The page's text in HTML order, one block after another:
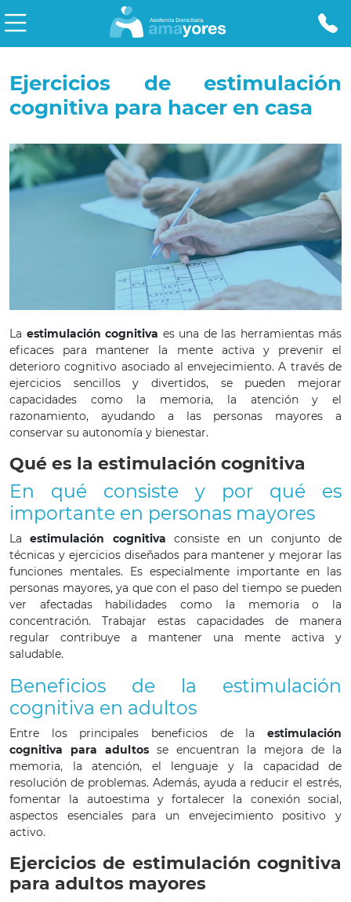
Ejercicios de estimulación
cognitiva para hacer en casa
La estimulación cognitiva es una de las herramientas más
eficaces para mantener la mente activa y prevenir el
deterioro cognitivo asociado al envejecimiento. A través de
ejercicios sencillos y divertidos, se pueden mejorar
capacidades como la memoria, la atención y el
razonamiento, ayudando a las personas mayores a
conservar su autonomía y bienestar.
Qué es la estimulación cognitiva
En qué consiste y por qué es
importante en personas mayores
Laestimulación cognitiva consiste en un conjunto de
técnicas y ejercicios diseñados para mantener y mejorar las
funciones mentales. Es especialmente importante en las
personas mayores, ya que con el paso del tiempo se pueden
ver afectadas habilidades como la memoria o la
concentración. Trabajar estas capacidades de manera
regular contribuye a mantener una mente activa y
saludable.
Beneficios de la estimulación
cognitiva en adultos
Entre los principales beneficios de la estimulación
cognitiva para adultos se encuentran la mejora de la
memoria, la atención, el lenguaje y la capacidad de
resolución de problemas. Además, ayuda a reducir el estrés,
fomentar la autoestima y fortalecer la conexión social,
aspectos esenciales para un envejecimiento positivo y
activo.
Ejercicios de estimulación cognitiva
para adultos mayores